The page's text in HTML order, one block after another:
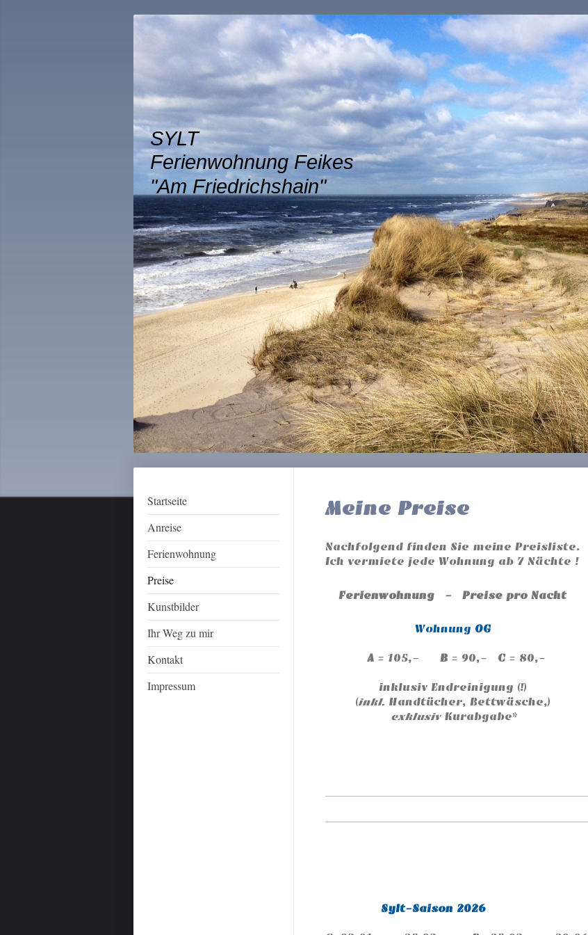
SYLT
Ferienwohnung Feikes
"Am Friedrichshain"
Startseite
Anreise
Ferienwohnung
Preise
Kunstbilder
Ihr Weg zu mir
Kontakt
Impressum
Meine Preise
Nachfolgend finden Sie meine Preisliste.
Ich vermiete jede Wohnung ab 7 Nächte !
Ferienwohnung - Preise pro Nacht
Wohnung OG
A= 105,- B= 90,- C= 80,-
inklusiv Endreinigung (!)
(inkl. Handtücher, Bettwäsche,)
exklusivKurabgabe*
Sylt-Saison 2026